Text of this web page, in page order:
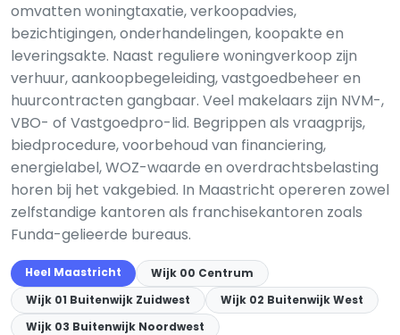
omvatten woningtaxatie, verkoopadvies,
bezichtigingen, onderhandelingen, koopakte en
leveringsakte. Naast reguliere woningverkoop zijn
verhuur, aankoopbegeleiding, vastgoedbeheer en
huurcontracten gangbaar. Veel makelaars zijn NVM-,
VBO- of Vastgoedpro-lid. Begrippen als vraagprijs,
biedprocedure, voorbehoud van financiering,
energielabel, WOZ-waarde en overdrachtsbelasting
horen bij het vakgebied. In Maastricht opereren zowel
zelfstandige kantoren als franchisekantoren zoals
Funda-gelieerde bureaus.
Heel Maastricht
Wijk 00 Centrum
Wijk 01 Buitenwijk Zuidwest
Wijk 02 Buitenwijk West
Wijk 03 Buitenwijk Noordwest